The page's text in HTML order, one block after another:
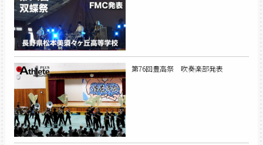
第76回豊高祭 吹奏楽部発表